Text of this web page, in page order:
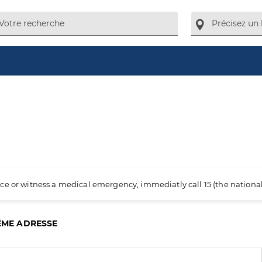
or witness a medical emergency, immediatly call 15 (the
ADRESSE